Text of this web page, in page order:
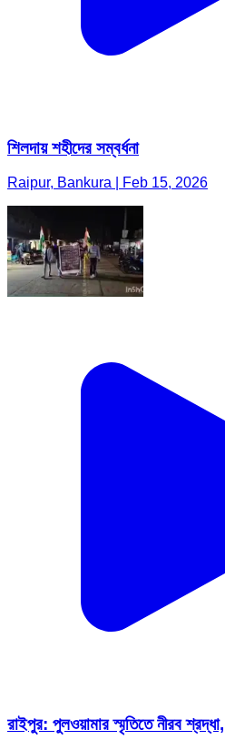
শিলদায় শহীদের সম্বর্ধনা
Raipur, Bankura | Feb 15, 2026
রাইপুর: পুলওয়ামার স্মৃতিতে নীরব